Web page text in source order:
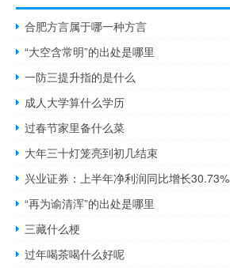
合肥方言属于哪一种方言
“大空含常明”的出处是哪里
一防三提升指的是什么
成人大学算什么学历
过春节家里备什么菜
大年三十灯笼亮到初几结束
兴业证券：上半年净利润同比增长30.73%
“再为谕清浑”的出处是哪里
三藏什么梗
过年喝茶喝什么好呢